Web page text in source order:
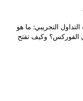
التجريبي: ما هو
الفوركس؟ وكيف تفتح